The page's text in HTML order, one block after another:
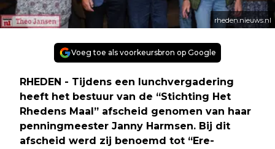
rheden.nieuws.nl
Voeg toe als voorkeursbron op Google
RHEDEN - Tijdens een lunchvergadering
heeft het bestuur van de “Stichting Het
Rhedens Maal” afscheid genomen van haar
penningmeester Janny Harmsen. Bij dit
afscheid werd zij benoemd tot “Ere-